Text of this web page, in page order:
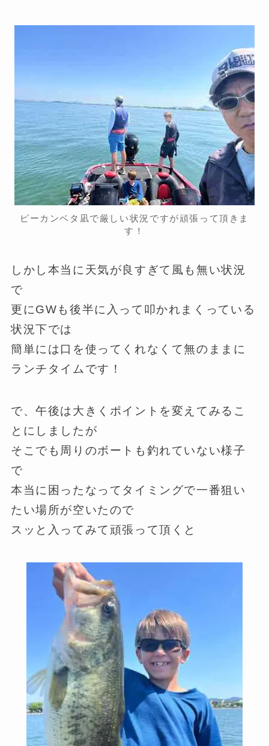
ピーカンベタ凪で厳しい状況ですが頑張って頂きま
す！
しかし本当に天気が良すぎて風も無い状況
で
更にGWも後半に入って叩かれまくっている
状況下では
簡単には口を使ってくれなくて無のままに
ランチタイムです！
で、午後は大きくポイントを変えてみるこ
とにしましたが
そこでも周りのボートも釣れていない様子
で
本当に困ったなってタイミングで一番狙い
たい場所が空いたので
スッと入ってみて頑張って頂くと